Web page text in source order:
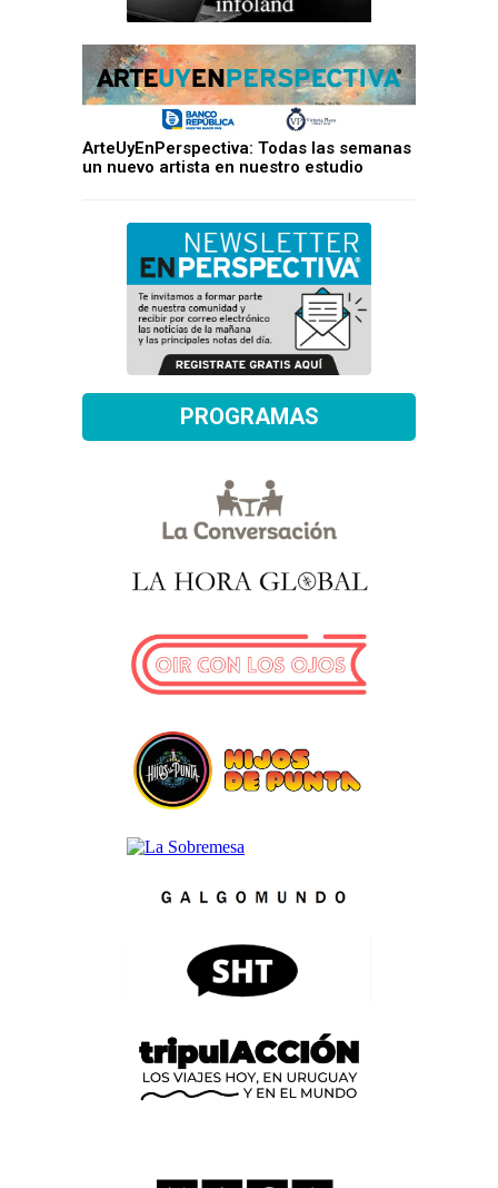
ArteUyEnPerspectiva: Todas las semanas
un nuevo artista en nuestro estudio
PROGRAMAS